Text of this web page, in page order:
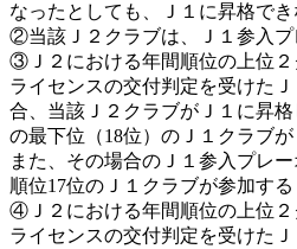
なったとしても、Ｊ１に昇格でき
②当該Ｊ２クラブは、Ｊ１参入
③Ｊ２における年間順位の上位
ライセンスの交付判定を受けた
合、当該Ｊ２クラブがＪ１に昇
の最下位（18位）のＪ１クラブが
また、その場合のＪ１参入プレ
順位17位のＪ１クラブが参加する
④Ｊ２における年間順位の上位
ライセンスの交付判定を受けた